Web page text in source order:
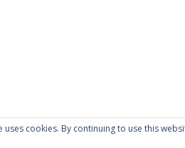
uses cookies. By continuing to use this